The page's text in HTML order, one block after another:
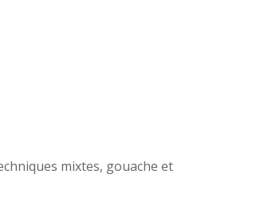
mixtes, gouache et